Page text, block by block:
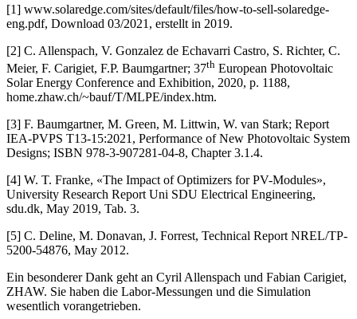
[1] www.solaredge.com/sites/default/files/how-to-sell-solaredge-
eng.pdf, Download 03/2021, erstellt in 2019.
[2] C. Allenspach, V. Gonzalez de Echavarri Castro, S. Richter, C.
Meier, F. Carigiet, F.P. Baumgartner; 37th European Photovoltaic
Solar Energy Conference and Exhibition, 2020, p. 1188,
home.zhaw.ch/~bauf/T/MLPE/index.htm.
[3] F. Baumgartner, M. Green, M. Littwin, W. van Stark; Report
IEA-PVPS T13-15:2021, Performance of New Photovoltaic System
Designs; ISBN 978-3-907281-04-8, Chapter 3.1.4.
[4] W. T. Franke, «The Impact of Optimizers for PV-Modules»,
University Research Report Uni SDU Electrical Engineering,
sdu.dk, May 2019, Tab. 3.
[5] C. Deline, M. Donavan, J. Forrest, Technical Report NREL/TP-
5200-54876, May 2012.
Ein besonderer Dank geht an Cyril Allenspach und Fabian Carigiet,
ZHAW. Sie haben die Labor-Messungen und die Simulation
wesentlich vorangetrieben.